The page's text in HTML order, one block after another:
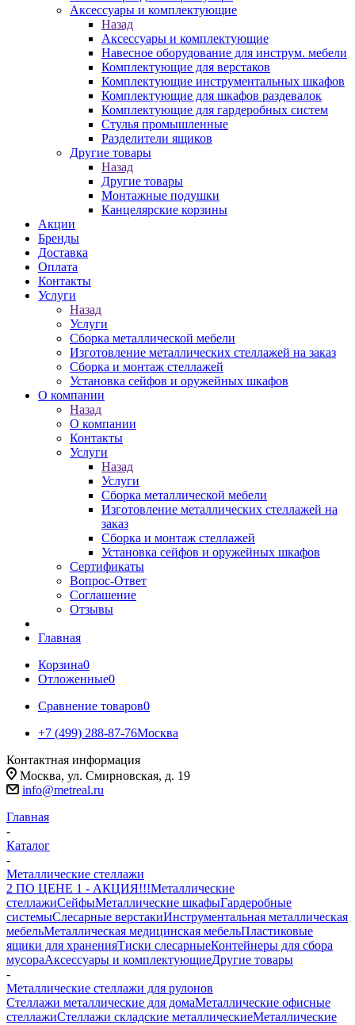
Аксессуары и комплектующие
Назад
Аксессуары и комплектующие
Навесное оборудование для инструм. мебели
Комплектующие для верстаков
Комплектующие инструментальных шкафов
Комплектующие для шкафов раздевалок
Комплектующие для гардеробных систем
Стулья промышленные
Разделители ящиков
Другие товары
Назад
Другие товары
Монтажные подушки
Канцелярские корзины
Акции
Бренды
Доставка
Оплата
Контакты
Услуги
Назад
Услуги
Сборка металлической мебели
Изготовление металлических стеллажей на заказ
Сборка и монтаж стеллажей
Установка сейфов и оружейных шкафов
О компании
Назад
О компании
Контакты
Услуги
Назад
Услуги
Сборка металлической мебели
Изготовление металлических стеллажей на
заказ
Сборка и монтаж стеллажей
Установка сейфов и оружейных шкафов
Сертификаты
Вопрос-Ответ
Соглашение
Отзывы
Главная
Корзина0
Отложенные0
Сравнение товаров0
+7 (499) 288-87-76Москва
Контактная информация
Москва, ул. Смирновская, д. 19
info@metreal.ru
Главная
-
Каталог
-
Металлические стеллажи
2 ПО ЦЕНЕ 1 - АКЦИЯ!!!Металлические
стеллажиСейфыМеталлические шкафыГардеробные
системыСлесарные верстакиИнструментальная металлическая
мебельМеталлическая медицинская мебельПластиковые
ящики для храненияТиски слесарныеКонтейнеры для сбора
мусораАксессуары и комплектующиеДругие товары
-
Металлические стеллажи для рулонов
Стеллажи металлические для домаМеталлические офисные
стеллажиСтеллажи складские металлическиеМеталлические